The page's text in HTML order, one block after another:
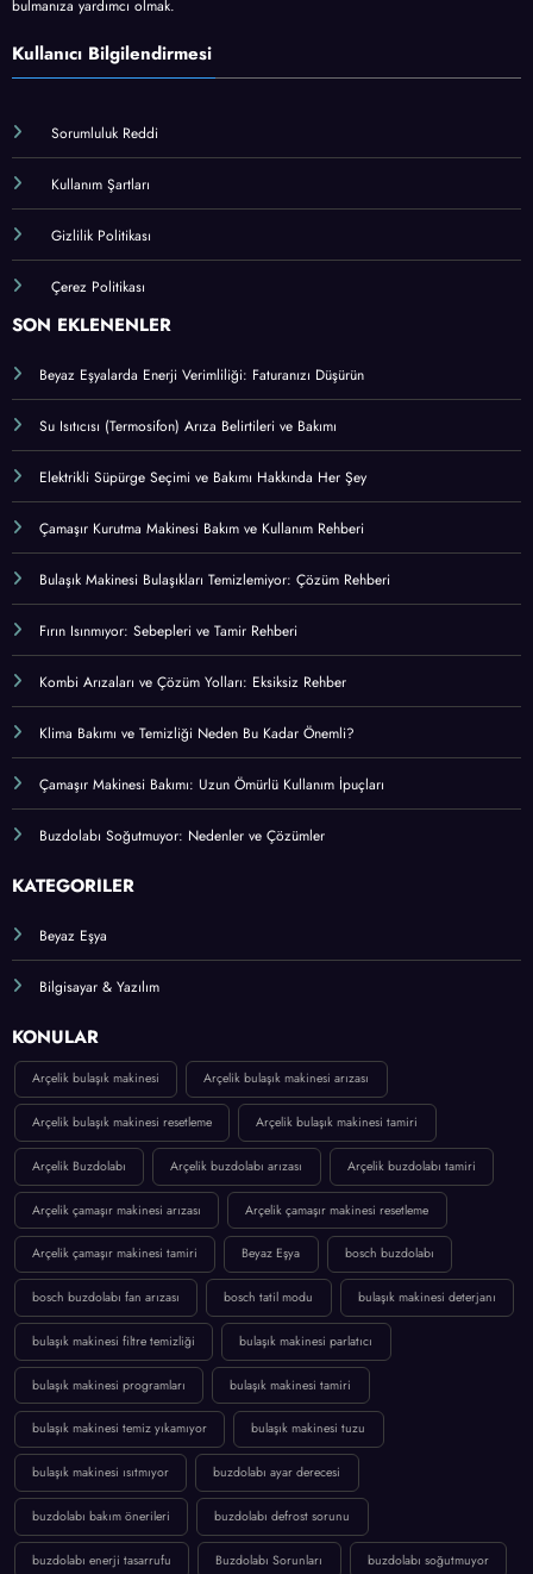
turkiyeservisi.com.tr, teknik destek ve arıza çözümleri konusunda güvenilir bilgi
sunan kapsamlı bir blog platformudur. Elektronik cihazlardan ev aletlerine,
bilgisayarlardan mobil cihazlara kadar pek çok konuda pratik çözümler, bakım
önerileri ve kullanıcı dostu rehberlerle, herkesin anlayabileceği sade bir dille
bulmanıza yardımcı olmak.
Kullanıcı Bilgilendirmesi
Sorumluluk Reddi
SON EKLENENLER
Beyaz Eşyalarda Enerji Verimliliği: Faturanızı Düşürün
Su Isıtıcısı (Termosifon) Arıza Belirtileri ve Bakımı
Elektrikli Süpürge Seçimi ve Bakımı Hakkında Her Şey
Çamaşır Kurutma Makinesi Bakım ve Kullanım Rehberi
Bulaşık Makinesi Bulaşıkları Temizlemiyor: Çözüm Rehberi
Fırın Isınmıyor: Sebepleri ve Tamir Rehberi
Kombi Arızaları ve Çözüm Yolları: Eksiksiz Rehber
Buzdolabı Soğutmuyor: Nedenler ve Çözümler
Beyaz Eşya
Bilgisayar & Yazılım
KONULAR
Arçelik bulaşık makinesi Arçelik bulaşık makinesi arızası
Arçelik bulaşık makinesi resetleme Arçelik bulaşık makinesi tamiri
Arçelik Buzdolabı Arçelik buzdolabı arızası Arçelik buzdolabı tamiri
Arçelik çamaşır makinesi arızası Arçelik çamaşır makinesi resetleme
Arçelik çamaşır makinesi tamiri Beyaz Eşya bosch buzdolabı
bosch buzdolabı fan arızası bosch tatil modu bulaşık makinesi deterjanı
bulaşık makinesi filtre temizliği bulaşık makinesi parlatıcı
bulaşık makinesi programları bulaşık makinesi tamiri
bulaşık makinesi temiz yıkamıyor bulaşık makinesi tuzu